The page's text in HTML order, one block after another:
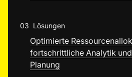
03 Lösungen
Optimierte
fortschrittliche Analytik
Planung